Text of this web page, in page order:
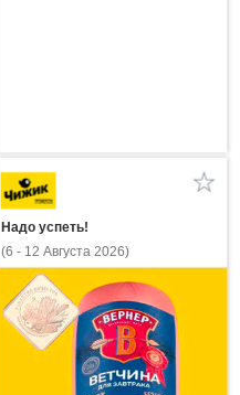
Надо успеть!
(6 - 12 Августа 2026)